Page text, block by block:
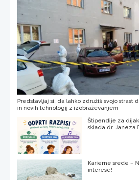
Predstavljaj si, da lahko združiš svojo strast
in novih tehnologij z izobraževanjem
Štipendije za
sklada dr. Janeza
Karierne srede –
interese!